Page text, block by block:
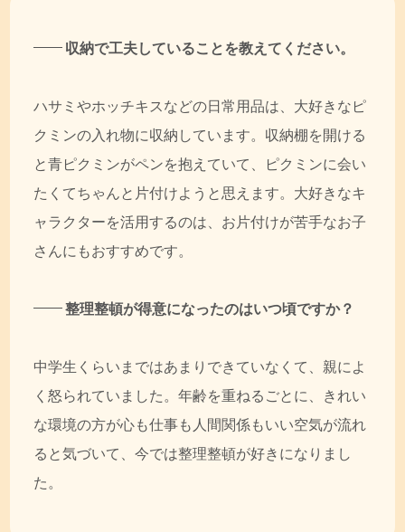
収納で工夫していることを教えてください。
ハサミやホッチキスなどの日常用品は、大好きなピ
クミンの入れ物に収納しています。収納棚を開ける
と青ピクミンがペンを抱えていて、ピクミンに会い
たくてちゃんと片付けようと思えます。大好きなキ
ャラクターを活用するのは、お片付けが苦手なお子
さんにもおすすめです。
整理整頓が得意になったのはいつ頃ですか？
中学生くらいまではあまりできていなくて、親によ
く怒られていました。年齢を重ねるごとに、きれい
な環境の方が心も仕事も人間関係もいい空気が流れ
ると気づいて、今では整理整頓が好きになりまし
た。